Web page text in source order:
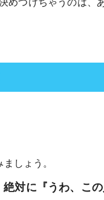
めつけちゃうのは、
しょう。
絶対に『うわ、こ